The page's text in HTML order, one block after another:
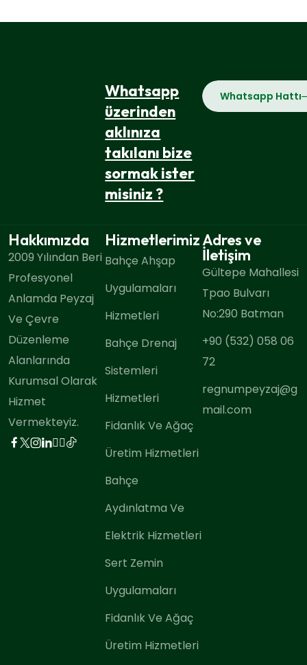
Whatsapp
üzerinden
aklınıza
takılanı bize
sormak ister
misiniz ?
Whatsapp Hattı
Hakkımızda
2009 Yılından Beri
Profesyonel
Anlamda Peyzaj
Ve Çevre
Düzenleme
Alanlarında
Kurumsal Olarak
Hizmet
Vermekteyiz.
Hizmetlerimiz
Bahçe Ahşap
Uygulamaları
Hizmetleri
Bahçe Drenaj
Sistemleri
Hizmetleri
Fidanlık Ve Ağaç
Üretim Hizmetleri
Bahçe
Aydınlatma Ve
Elektrik Hizmetleri
Sert Zemin
Uygulamaları
Fidanlık Ve Ağaç
Üretim Hizmetleri
Adres ve
İletişim
Gültepe Mahallesi
Tpao Bulvarı
No:290 Batman
+90 (532) 058 06
72
regnumpeyzaj@g
mail.com